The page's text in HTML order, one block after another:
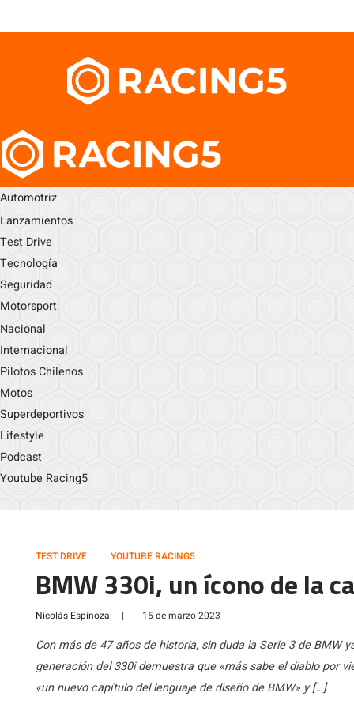
Automotriz
Lanzamientos
Test Drive
Tecnología
Seguridad
Motorsport
Nacional
Internacional
Pilotos Chilenos
Motos
Superdeportivos
Lifestyle
Podcast
Youtube Racing5
TEST DRIVE YOUTUBE RACING5
BMW 330i, un ícono de la
Nicolás Espinoza | 15 de marzo 2023
Con más de 47 años de historia, sin duda la Serie 3 de BMW
generación del 330i demuestra que «más sabe el diablo por
«un nuevo capítulo del lenguaje de diseño de BMW» y […]